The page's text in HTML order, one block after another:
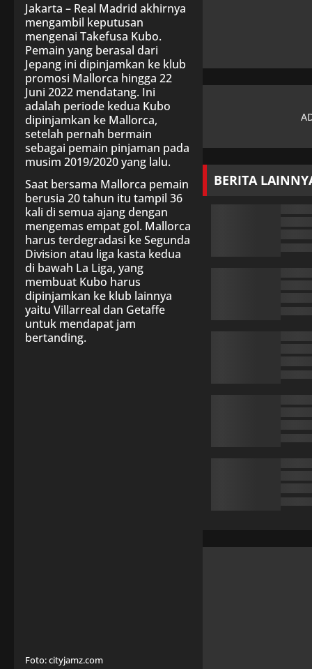
Jakarta – Real Madrid akhirnya
mengambil keputusan
mengenai Takefusa Kubo.
Pemain yang berasal dari
Jepang ini dipinjamkan ke klub
promosi Mallorca hingga 22
Juni 2022 mendatang. Ini
adalah periode kedua Kubo
dipinjamkan ke Mallorca,
setelah pernah bermain
sebagai pemain pinjaman pada
musim 2019/2020 yang lalu.
Saat bersama Mallorca pemain
berusia 20 tahun itu tampil 36
kali di semua ajang dengan
mengemas empat gol. Mallorca
harus terdegradasi ke Segunda
Division atau liga kasta kedua
di bawah La Liga, yang
membuat Kubo harus
dipinjamkan ke klub lainnya
yaitu Villarreal dan Getaffe
untuk mendapat jam
bertanding.
Foto: cityjamz.com
BERITA